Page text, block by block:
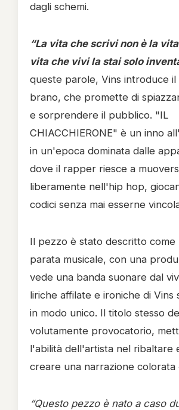
dagli schemi.
“La vita che scrivi non è la
vita che vivi la stai solo
queste parole, Vins introduce il
brano, che promette di
e sorprendere il pubblico. "IL
CHIACCHIERONE" è un inno
in un'epoca dominata dalle
dove il rapper riesce a
liberamente nell'hip hop,
codici senza mai esserne
Il pezzo è stato descritto come
parata musicale, con una
vede una banda suonare dal
liriche affilate e ironiche di Vins
in modo unico. Il titolo stesso
volutamente provocatorio,
l'abilità dell'artista nel ribaltare
creare una narrazione colorata
“Questo pezzo è nato a caso